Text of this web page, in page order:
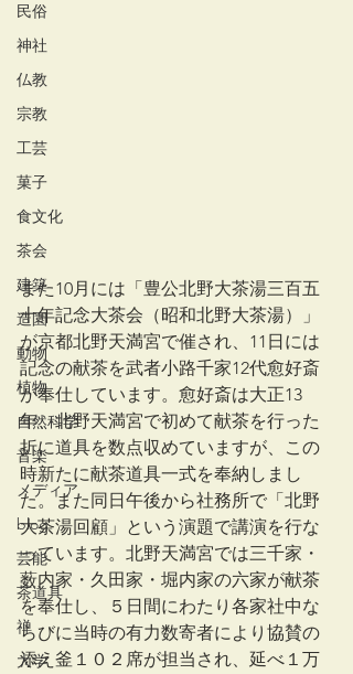
民俗
神社
仏教
宗教
工芸
菓子
食文化
茶会
建築
造園
動物
植物
自然科学
音楽
メディア
blog
芸能
茶道具
禅
大学
また10月には「豊公北野大茶湯三百五
十年記念大茶会（昭和北野大茶湯）」
が京都北野天満宮で催され、11日には
記念の献茶を武者小路千家12代愈好斎
が奉仕しています。愈好斎は大正13
年、北野天満宮で初めて献茶を行った
折に道具を数点収めていますが、この
時新たに献茶道具一式を奉納しまし
た。また同日午後から社務所で「北野
大茶湯回顧」という演題で講演を行な
っています。北野天満宮では三千家・
薮内家・久田家・堀内家の六家が献茶
を奉仕し、５日間にわたり各家社中な
らびに当時の有力数寄者により協賛の
添え釜１０２席が担当され、延べ１万